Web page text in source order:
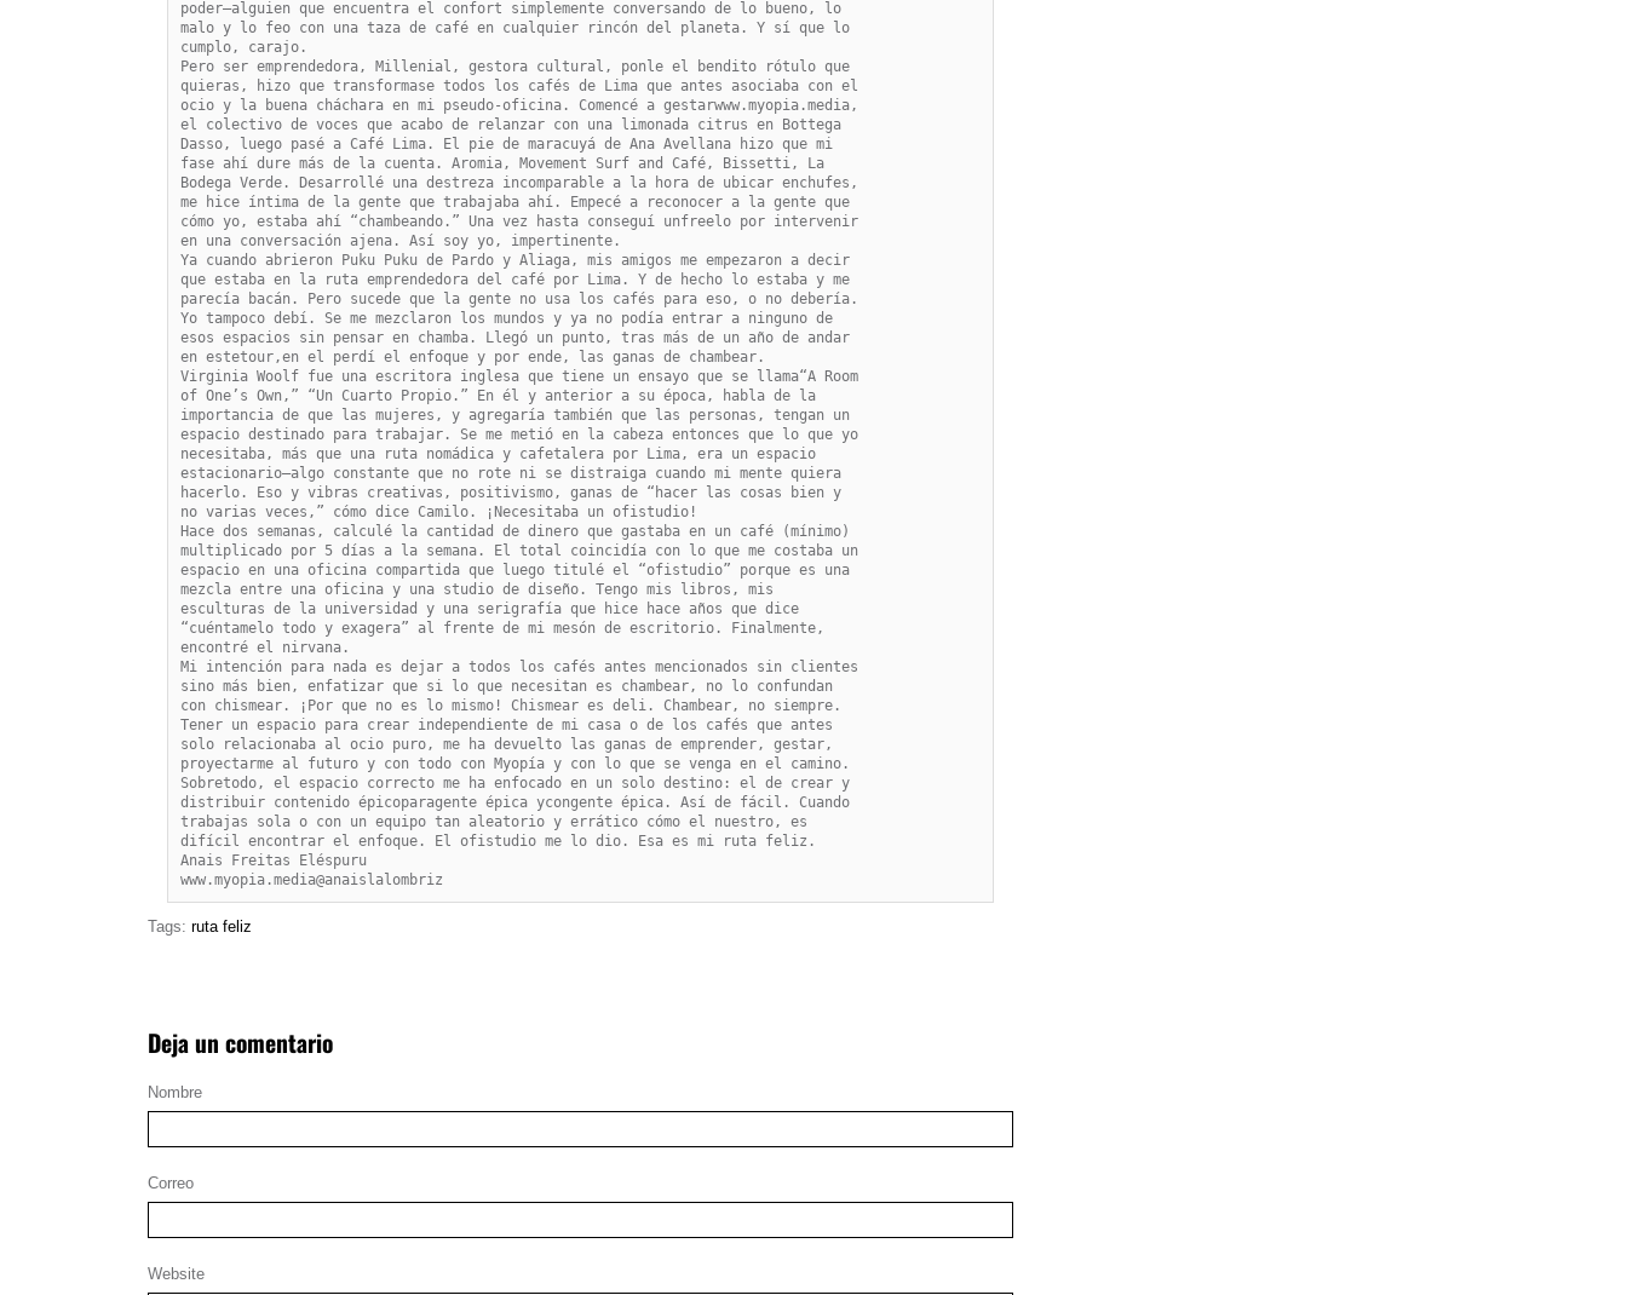
poder—alguien que encuentra el confort simplemente conversando de lo bueno, lo
malo y lo feo con una taza de café en cualquier rincón del planeta. Y sí que lo
cumplo, carajo.
Pero ser emprendedora, Millenial, gestora cultural, ponle el bendito rótulo que
quieras, hizo que transformase todos los cafés de Lima que antes asociaba con el
ocio y la buena cháchara en mi pseudo-oficina. Comencé a gestarwww.myopia.media,
el colectivo de voces que acabo de relanzar con una limonada citrus en Bottega
Dasso, luego pasé a Café Lima. El pie de maracuyá de Ana Avellana hizo que mi
fase ahí dure más de la cuenta. Aromia, Movement Surf and Café, Bissetti, La
Bodega Verde. Desarrollé una destreza incomparable a la hora de ubicar enchufes,
me hice íntima de la gente que trabajaba ahí. Empecé a reconocer a la gente que
cómo yo, estaba ahí “chambeando.” Una vez hasta conseguí unfreelo por intervenir
en una conversación ajena. Así soy yo, impertinente.
Ya cuando abrieron Puku Puku de Pardo y Aliaga, mis amigos me empezaron a decir
que estaba en la ruta emprendedora del café por Lima. Y de hecho lo estaba y me
parecía bacán. Pero sucede que la gente no usa los cafés para eso, o no debería.
Yo tampoco debí. Se me mezclaron los mundos y ya no podía entrar a ninguno de
esos espacios sin pensar en chamba. Llegó un punto, tras más de un año de andar
en estetour,en el perdí el enfoque y por ende, las ganas de chambear.
Virginia Woolf fue una escritora inglesa que tiene un ensayo que se llama“A Room
of One’s Own,” “Un Cuarto Propio.” En él y anterior a su época, habla de la
importancia de que las mujeres, y agregaría también que las personas, tengan un
espacio destinado para trabajar. Se me metió en la cabeza entonces que lo que yo
necesitaba, más que una ruta nomádica y cafetalera por Lima, era un espacio
estacionario—algo constante que no rote ni se distraiga cuando mi mente quiera
hacerlo. Eso y vibras creativas, positivismo, ganas de “hacer las cosas bien y
no varias veces,” cómo dice Camilo. ¡Necesitaba un ofistudio!
Hace dos semanas, calculé la cantidad de dinero que gastaba en un café (mínimo)
multiplicado por 5 días a la semana. El total coincidía con lo que me costaba un
espacio en una oficina compartida que luego titulé el “ofistudio” porque es una
mezcla entre una oficina y una studio de diseño. Tengo mis libros, mis
esculturas de la universidad y una serigrafía que hice hace años que dice
“cuéntamelo todo y exagera” al frente de mi mesón de escritorio. Finalmente,
encontré el nirvana.
Mi intención para nada es dejar a todos los cafés antes mencionados sin clientes
sino más bien, enfatizar que si lo que necesitan es chambear, no lo confundan
con chismear. ¡Por que no es lo mismo! Chismear es deli. Chambear, no siempre.
Tener un espacio para crear independiente de mi casa o de los cafés que antes
solo relacionaba al ocio puro, me ha devuelto las ganas de emprender, gestar,
proyectarme al futuro y con todo con Myopía y con lo que se venga en el camino.
Sobretodo, el espacio correcto me ha enfocado en un solo destino: el de crear y
distribuir contenido épicoparagente épica ycongente épica. Así de fácil. Cuando
trabajas sola o con un equipo tan aleatorio y errático cómo el nuestro, es
difícil encontrar el enfoque. El ofistudio me lo dio. Esa es mi ruta feliz.
Anais Freitas Eléspuru
www.myopia.media@anaislalombriz
Tags: ruta feliz
Deja un comentario
Nombre
Correo
Website